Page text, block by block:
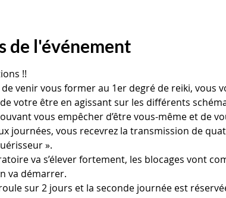
de l'événement
!!
venir vous former au 1er degré de reiki, vous
votre être en agissant sur les différents
vous empêcher d’être vous-même et de
journées, vous recevrez la transmission de
».
va s’élever fortement, les blocages vont
va démarrer.
sur 2 jours et la seconde journée est